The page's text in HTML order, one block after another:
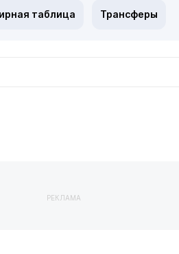
таблица Трансферы
РЕКЛАМА